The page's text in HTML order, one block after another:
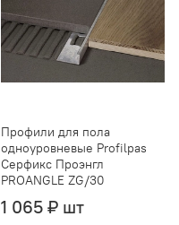
Профили для пола
одноуровневые Profilpas
Серфикс Проэнгл
PROANGLE ZG/30
1 065 ₽ шт